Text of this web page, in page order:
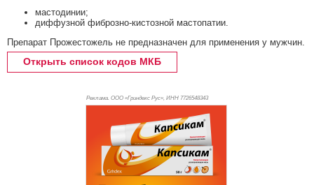
мастодинии;
диффузной фиброзно-кистозной мастопатии.
Препарат Прожестожель не предназначен для применения у мужчин.
Открыть список кодов МКБ
Реклама. ООО «Гриндекс Рус», ИНН 7726548343